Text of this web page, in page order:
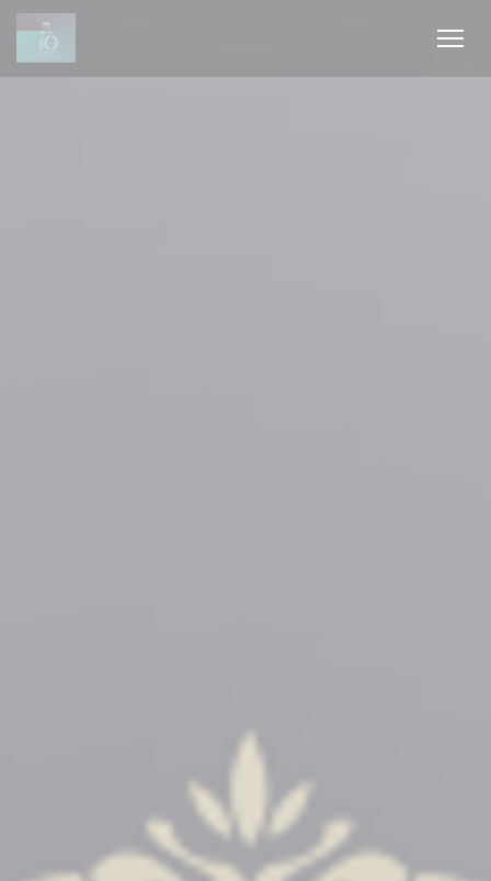
Cookies beheer paneel